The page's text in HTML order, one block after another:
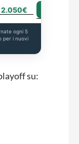
2.050€
ogni 5
per i nuovi
su: